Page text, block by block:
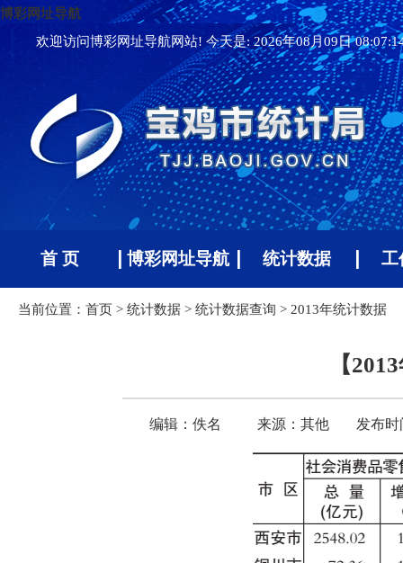
博彩网址导航
欢迎访问博彩网址导航网站! 今天是:2026年08月09日
首 页 博彩网址导航 统计数据 工
当前位置： 首页 > 统计数据 > 统计数据查询 > 2013年统计数据
【
编辑：佚名 来源：其他 发布时